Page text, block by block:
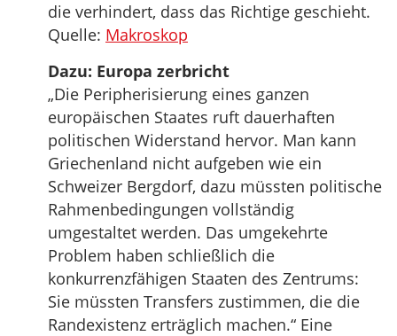
die verhindert, dass das Richtige geschieht.
Quelle: Makroskop
Dazu: Europa zerbricht
„Die Peripherisierung eines ganzen
europäischen Staates ruft dauerhaften
politischen Widerstand hervor. Man kann
Griechenland nicht aufgeben wie ein
Schweizer Bergdorf, dazu müssten politische
Rahmenbedingungen vollständig
umgestaltet werden. Das umgekehrte
Problem haben schließlich die
konkurrenzfähigen Staaten des Zentrums:
Sie müssten Transfers zustimmen, die die
Randexistenz erträglich machen.“ Eine